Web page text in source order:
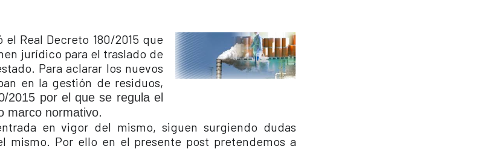
Real Decreto 180/2015 que
jurídico para el traslado de
Para aclarar los nuevos
en la gestión de residuos,
2015 por el que se regula el
marco normativo.
en vigor del mismo, siguen surgiendo dudas
mismo. Por ello en el presente post pretendemos a